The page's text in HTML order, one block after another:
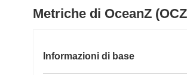
Metriche di OceanZ
Informazioni di base